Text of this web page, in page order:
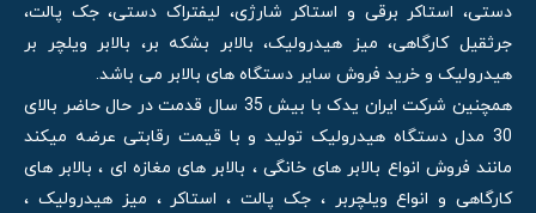
دستی، استاکر برقی و استاکر شارژی، لیفتراک دستی، جک پالت،
جرثقیل کارگاهی، میز هیدرولیک، بالابر بشکه بر، بالابر ویلچر بر
هیدرولیک و خرید فروش سایر دستگاه های بالابر می باشد.
همچنین شرکت ایران یدک با بیش 35 سال قدمت در حال حاضر بالای
30 مدل دستگاه هیدرولیک تولید و با قیمت رقابتی عرضه میکند
مانند فروش انواع بالابر های خانگی ، بالابر های مغازه ای ، بالابر های
کارگاهی و انواع ویلچربر ، جک پالت ، استاکر ، میز هیدرولیک ،